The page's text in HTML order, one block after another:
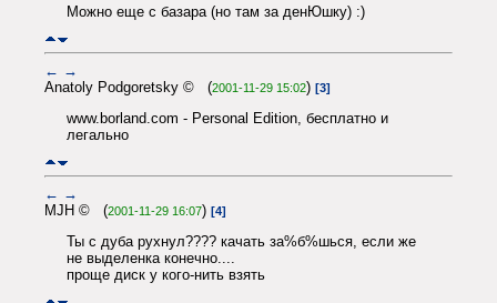
Можно еще с базара (но там за денЮшку) :)
← →
Anatoly Podgoretsky © (2001-11-29 15:02) [3]
www.borland.com - Personal Edition, бесплатно и
легально
← →
MJH © (2001-11-29 16:07) [4]
Ты с дуба рухнул???? качать за%б%шься, если же
не выделенка конечно....
проще диск у кого-нить взять